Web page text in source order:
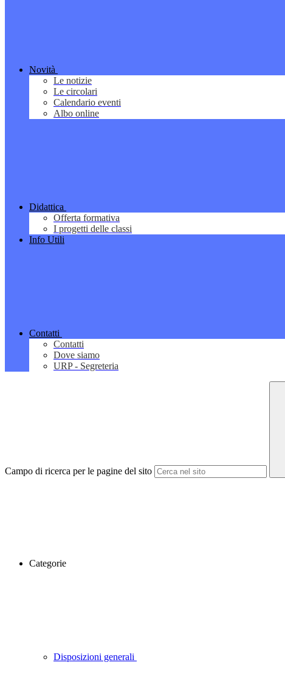
Novità
Le notizie
Le circolari
Calendario eventi
Albo online
Didattica
Offerta formativa
I progetti delle classi
Info Utili
Contatti
Contatti
Dove siamo
URP - Segreteria
Campo di ricerca per le pagine del sito
Categorie
Disposizioni generali